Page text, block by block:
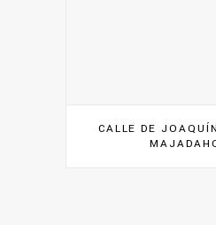
CALLE DE